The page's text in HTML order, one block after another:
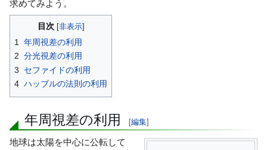
求めてみよう。
目次
1
年周視差の利用
2 分光視差の利用
3
セファイドの利用
4 ハッブルの法則の利用
年周視差の利用 [編集]
地球は太陽を中心に公転して